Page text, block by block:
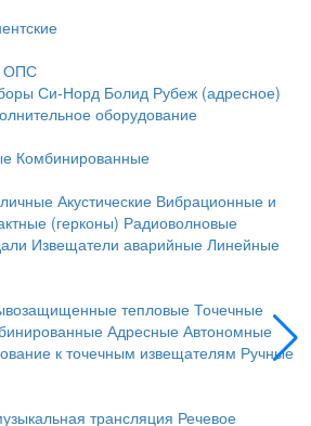
ОПС
Си-Норд Болид Рубеж (адресное)
оборудование
Комбинированные
Акустические Вибрационные и
(герконы) Радиоволновые
Извещатели аварийные Линейные
тепловые Точечные
Адресные Автономные
к точечным извещателям Ручные
трансляция Речевое